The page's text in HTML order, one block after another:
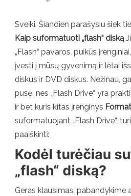
Sveiki. Šiandien parašysiu šiek
Kaip suformatuoti „flash“ diską
„Flash“ pavaros, puikūs
įvesti į mūsų gyvenimą ir lėtai
diskus ir DVD diskus. Nežinau,
pusę, nes „Flash Drive“ yra
ir bet kuris kitas įrenginys
suformatuojant „Flash Drive“,
paaiškinti:
Kodėl turėčiau
„flash“ diską?
Geras klausimas, pabandykime